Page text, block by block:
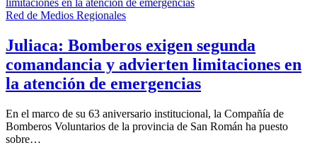
Red de Medios Regionales
Juliaca: Bomberos exigen segunda
comandancia y advierten limitaciones en
la atención de emergencias
En el marco de su 63 aniversario institucional, la Compañía de
Bomberos Voluntarios de la provincia de San Román ha puesto
sobre…